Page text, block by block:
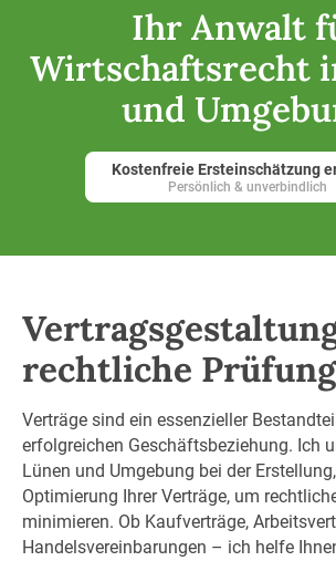
Ihr Anwalt
Wirtschaftsrecht
und
Kostenfreie Ersteinschätzung
Persönlich & unverbindlich
rechtliche Prüfung
Verträge sind ein essenzieller
erfolgreichen Geschäftsbeziehung. Ich
Lünen und Umgebung bei der
Optimierung Ihrer Verträge, um
minimieren. Ob Kaufverträge,
Handelsvereinbarungen – ich helfe